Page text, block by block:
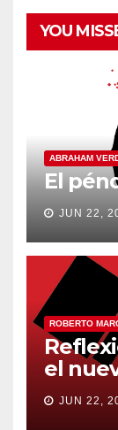
YOU
ABRAHAM
El
JUN 22,
ROBERTO
el
JUN 22,